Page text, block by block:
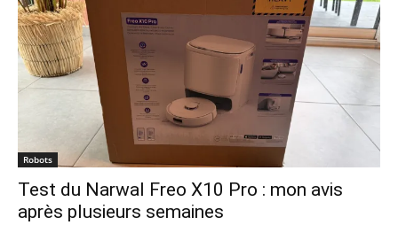
Robots
Test du Narwal Freo X10 Pro : mon avis
après plusieurs semaines